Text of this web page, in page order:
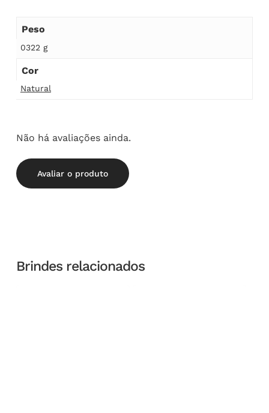
Peso
0322 g
Cor
Natural
Não há avaliações ainda.
Avaliar o produto
Brindes relacionados